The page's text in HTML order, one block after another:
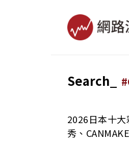
Search_ #
2026日本十
秀、